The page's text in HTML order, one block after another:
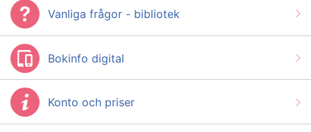
Vanliga frågor - bibliotek
Bokinfo digital
Konto och priser